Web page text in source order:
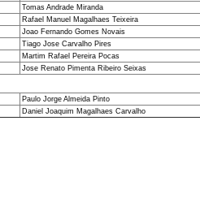
Tomas Andrade Miranda
Rafael Manuel Magalhaes Teixeira
Joao Fernando Gomes Novais
Tiago Jose Carvalho Pires
Martim Rafael Pereira Pocas
Jose Renato Pimenta Ribeiro Seixas
Paulo Jorge Almeida Pinto
Daniel Joaquim Magalhaes Carvalho